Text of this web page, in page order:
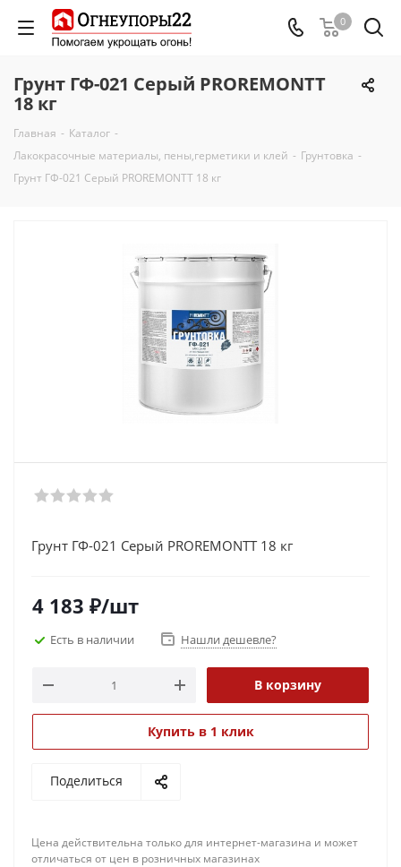
0
Грунт ГФ-021 Серый PROREMONTT
18 кг
Главная - Каталог -
Лакокрасочные материалы, пены,герметики и клей - Грунтовка -
Грунт ГФ-021 Серый PROREMONTT 18 кг
Грунт ГФ-021 Серый PROREMONTT 18 кг
4 183 ₽/шт
Есть в наличии Нашли дешевле?
В корзину
Купить в 1 клик
Поделиться
Цена действительна только для интернет-магазина и может
отличаться от цен в розничных магазинах